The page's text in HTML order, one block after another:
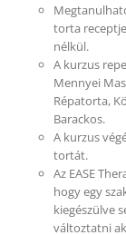
torta
nélkül.
A kurzus
Mennyei
Répatorta,
Barackos.
A kurzus
tortát.
Az EASE
hogy egy
kiegészülve
változtatni